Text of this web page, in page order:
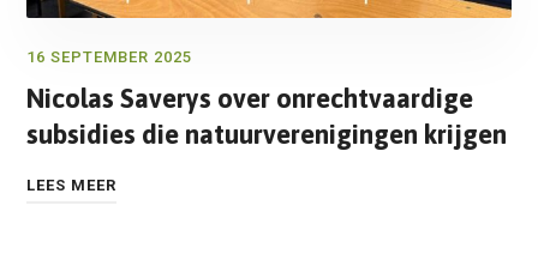
16 SEPTEMBER 2025
Nicolas Saverys over onrechtvaardige
subsidies die natuurverenigingen krijgen
LEES MEER